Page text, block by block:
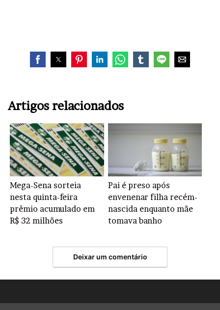
Artigos relacionados
Mega-Sena sorteia
nesta quinta-feira
prêmio acumulado em
R$ 32 milhões
Pai é preso após
envenenar filha recém-
nascida enquanto mãe
tomava banho
Deixar um comentário